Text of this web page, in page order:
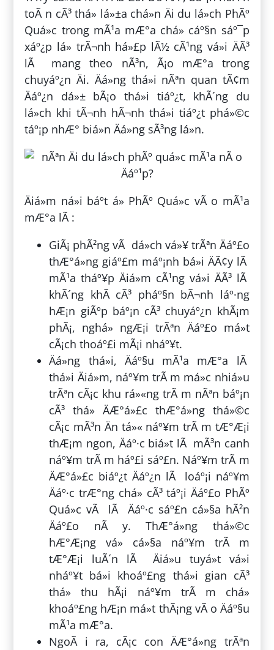
toÃ n cÃ³ thá» lá»±a chá»n Äi du lá»ch PhÃº
Quá»c trong mÃ¹a mÆ°a chá» cáº§n sáº¯p
xáº¿p lá» trÃ¬nh há»£p lÃ½ cÃ¹ng vá»i ÄÃ³
lÃ mang theo nÃ³n, Ã¡o mÆ°a trong
chuyáº¿n Äi. Äá»ng thá»i nÃªn quan tÃ¢m
Äáº¿n dá»± bÃ¡o thá»i tiáº¿t, khÃ´ng du
lá»ch khi tÃ¬nh hÃ¬nh thá»i tiáº¿t phá»©c
táº¡p nhÆ° biá»n Äá»ng sÃ³ng lá»n.
Äiá»m ná»i báº­t á» PhÃº Quá»c vÃ o mÃ¹a
mÆ°a lÃ :
GiÃ¡ phÃ²ng vÃ dá»ch vá»¥ trÃªn Äáº£o
thÆ°á»ng giáº£m máº¡nh bá»i ÄÃ¢y lÃ
mÃ¹a tháº¥p Äiá»m cÃ¹ng vá»i ÄÃ³ lÃ
khÃ´ng khÃ­ cÃ³ pháº§n bÃ¬nh láº·ng
hÆ¡n giÃºp báº¡n cÃ³ chuyáº¿n khÃ¡m
phÃ¡, nghá» ngÆ¡i trÃªn Äáº£o má»t
cÃ¡ch thoáº£i mÃ¡i nháº¥t.
Äá»ng thá»i, Äáº§u mÃ¹a mÆ°a lÃ
thá»i Äiá»m, náº¥m trÃ m má»c nhiá»u
trÃªn cÃ¡c khu rá»«ng trÃ m nÃªn báº¡n
cÃ³ thá» ÄÆ°á»£c thÆ°á»ng thá»©c
cÃ¡c mÃ³n Än tá»« náº¥m trÃ m tÆ°Æ¡i
thÆ¡m ngon, Äáº·c biá»t lÃ mÃ³n canh
náº¥m trÃ m háº£i sáº£n. Náº¥m trÃ m
ÄÆ°á»£c biáº¿t Äáº¿n lÃ loáº¡i náº¥m
Äáº·c trÆ°ng chá» cÃ³ táº¡i Äáº£o PhÃº
Quá»c vÃ lÃ Äáº·c sáº£n cá»§a hÃ²n
Äáº£o nÃ y. ThÆ°á»ng thá»©c
hÆ°Æ¡ng vá» cá»§a náº¥m trÃ m
tÆ°Æ¡i luÃ´n lÃ Äiá»u tuyá»t vá»i
nháº¥t bá»i khoáº£ng thá»i gian cÃ³
thá» thu hÃ¡i náº¥m trÃ m chá»
khoáº£ng hÆ¡n má»t thÃ¡ng vÃ o Äáº§u
mÃ¹a mÆ°a.
NgoÃ i ra, cÃ¡c con ÄÆ°á»ng trÃªn